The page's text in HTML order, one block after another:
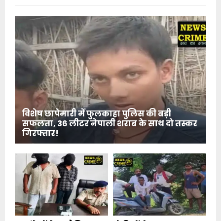
विशेष छापेमारी में फुलकाहा पुलिस की बड़ी
सफलता, 36 लीटर नेपाली शराब के साथ दो तस्कर
गिरफ्तार!